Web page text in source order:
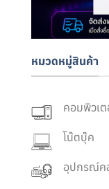
หมวดหมู่สินค้า
คอมพิวเต
โน๊ตบุ๊ค
อุปกรณ์ค